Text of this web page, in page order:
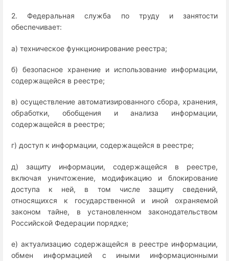
2. Федеральная служба по труду и занятости
обеспечивает:
а) техническое функционирование реестра;
б) безопасное хранение и использование информации,
содержащейся в реестре;
в) осуществление автоматизированного сбора, хранения,
обработки, обобщения и анализа информации,
содержащейся в реестре;
г) доступ к информации, содержащейся в реестре;
д) защиту информации, содержащейся в реестре,
включая уничтожение, модификацию и блокирование
доступа к ней, в том числе защиту сведений,
относящихся к государственной и иной охраняемой
законом тайне, в установленном законодательством
Российской Федерации порядке;
е) актуализацию содержащейся в реестре информации,
обмен информацией с иными информационными